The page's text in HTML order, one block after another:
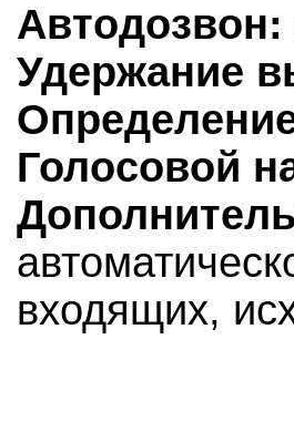
Автодозвон:
Удержание
Голосовой
входящих,